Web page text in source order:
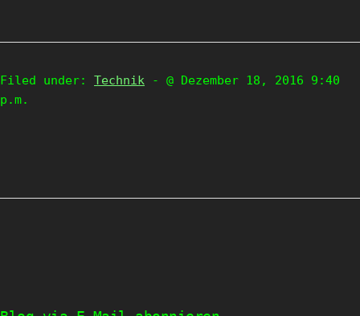
Filed under: Technik
- @ Dezember 18, 2016 9:40
p.m.